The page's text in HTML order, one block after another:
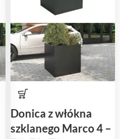
Donica z włókna
szklanego Marco 4 –